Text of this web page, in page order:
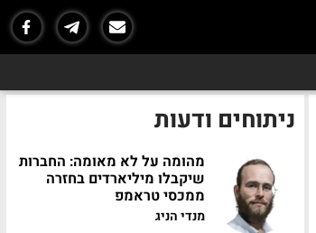
ניתוחים ודעות
מהומה על לא מאומה: החברות
שיקבלו מיליארדים בחזרה
ממכסי טראמפ
מנדי הניג